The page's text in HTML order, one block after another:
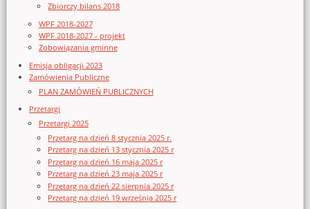
Zbiorczy bilans 2018
WPF 2018-2027
WPF 2018-2027 - projekt
Zobowiązania gminne
Emisja obligacji 2023
Zamówienia Publiczne
PLAN ZAMÓWIEŃ PUBLICZNYCH
Przetargi
Przetargi 2025
Przetarg na dzień 8 stycznia 2025 r.
Przetarg na dzień 13 stycznia 2025 r
Przetarg na dzień 16 maja 2025 r
Przetarg na dzień 23 maja 2025 r
Przetarg na dzień 22 sierpnia 2025 r
Przetarg na dzień 19 września 2025 r